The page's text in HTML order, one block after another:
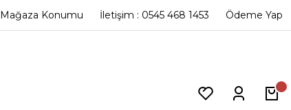
Mağaza Konumu İletişim : 0545 468 1453 Ödeme Yap